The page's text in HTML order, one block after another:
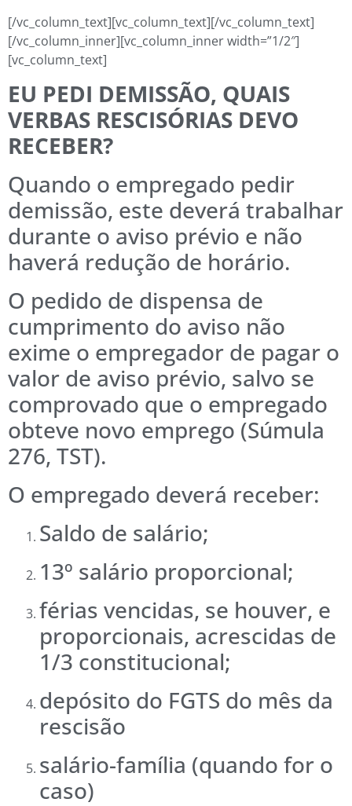
[/vc_column_text][vc_column_text][/vc_column_text]
[/vc_column_inner][vc_column_inner width=”1/2″]
[vc_column_text]
EU PEDI DEMISSÃO, QUAIS
VERBAS RESCISÓRIAS DEVO
RECEBER?
Quando o empregado pedir
demissão, este deverá trabalhar
durante o aviso prévio e não
haverá redução de horário.
O pedido de dispensa de
cumprimento do aviso não
exime o empregador de pagar o
valor de aviso prévio, salvo se
comprovado que o empregado
obteve novo emprego (Súmula
276, TST).
O empregado deverá receber:
Saldo de salário;
13º salário proporcional;
férias vencidas, se houver, e
proporcionais, acrescidas de
1/3 constitucional;
depósito do FGTS do mês da
rescisão
salário-família (quando for o
caso)